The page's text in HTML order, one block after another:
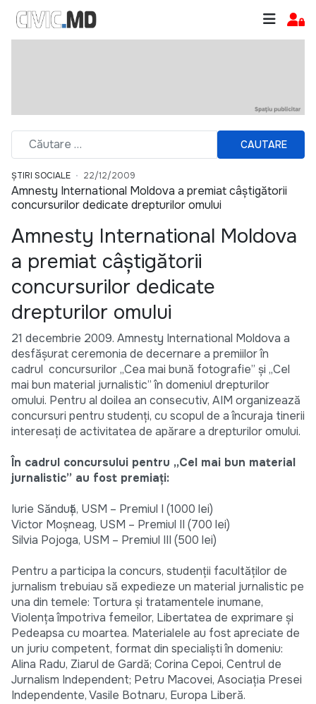
CAUTARE
ȘTIRI SOCIALE 22/12/2009
Amnesty International Moldova a premiat câştigătorii
concursurilor dedicate drepturilor omului
Amnesty International Moldova
a premiat câştigătorii
concursurilor dedicate
drepturilor omului
21 decembrie 2009. Amnesty International Moldova a
desfăşurat ceremonia de decernare a premiilor în
cadrul concursurilor „Cea mai bună fotografie” şi „Cel
mai bun material jurnalistic” în domeniul drepturilor
omului. Pentru al doilea an consecutiv, AIM organizează
concursuri pentru studenţi, cu scopul de a încuraja tinerii
interesaţi de activitatea de apărare a drepturilor omului.
În cadrul concursului pentru „Cel mai bun material
jurnalistic” au fost premiaţi:
Iurie Sănduţă, USM – Premiul I (1000 lei)
Victor Moşneag, USM – Premiul II (700 lei)
Silvia Pojoga, USM – Premiul III (500 lei)
Pentru a participa la concurs, studenţii facultăţilor de
jurnalism trebuiau să expedieze un material jurnalistic pe
una din temele: Tortura şi tratamentele inumane,
Violenţa împotriva femeilor, Libertatea de exprimare şi
Pedeapsa cu moartea. Materialele au fost apreciate de
un juriu competent, format din specialişti în domeniu:
Alina Radu, Ziarul de Gardă; Corina Cepoi, Centrul de
Jurnalism Independent; Petru Macovei, Asociaţia Presei
Independente, Vasile Botnaru, Europa Liberă.